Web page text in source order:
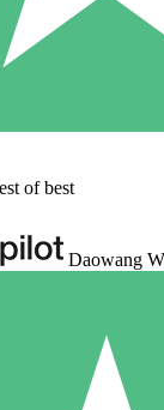
of best
Daowang